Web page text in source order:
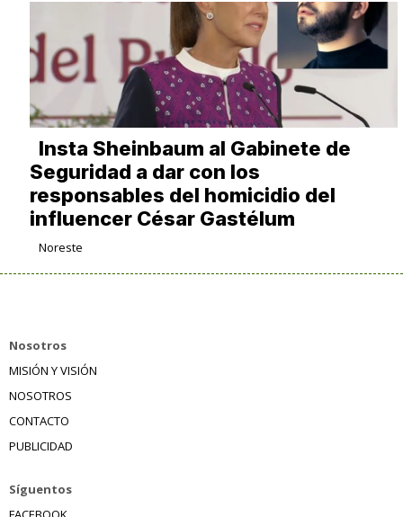
Insta Sheinbaum al Gabinete de
Seguridad a dar con los
responsables del homicidio del
influencer César Gastélum
Noreste
Nosotros
MISIÓN Y VISIÓN
NOSOTROS
CONTACTO
PUBLICIDAD
Síguentos